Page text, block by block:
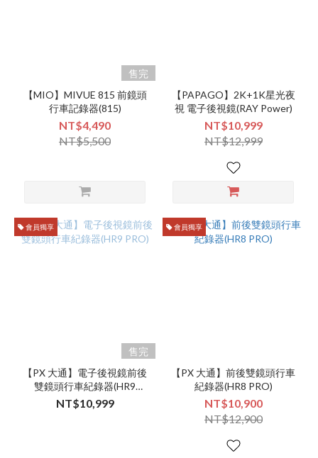
售完
【MIO】MIVUE 815 前鏡頭
行車記錄器(815)
NT$4,490
NT$5,500
【PAPAGO】2K+1K星光夜
視 電子後視鏡(RAY Power)
NT$10,999
NT$12,999
會員獨享
售完
【PX 大通】電子後視鏡前後
雙鏡頭行車紀錄器(HR9
PRO)
NT$10,999
會員獨享
【PX 大通】前後雙鏡頭行車
紀錄器(HR8 PRO)
NT$10,900
NT$12,900